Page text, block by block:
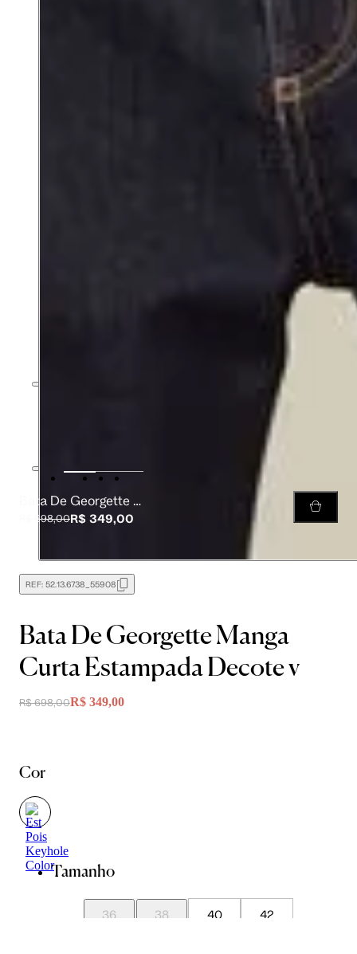
Bata De Georgette Manga Curta Estampada Decote v
R$ 698,00R$ 349,00
REF: 52.13.6738_55908
Bata De Georgette Manga
Curta Estampada Decote v
R$ 698,00R$ 349,00
Cor
Tamanho
36 38 40 42